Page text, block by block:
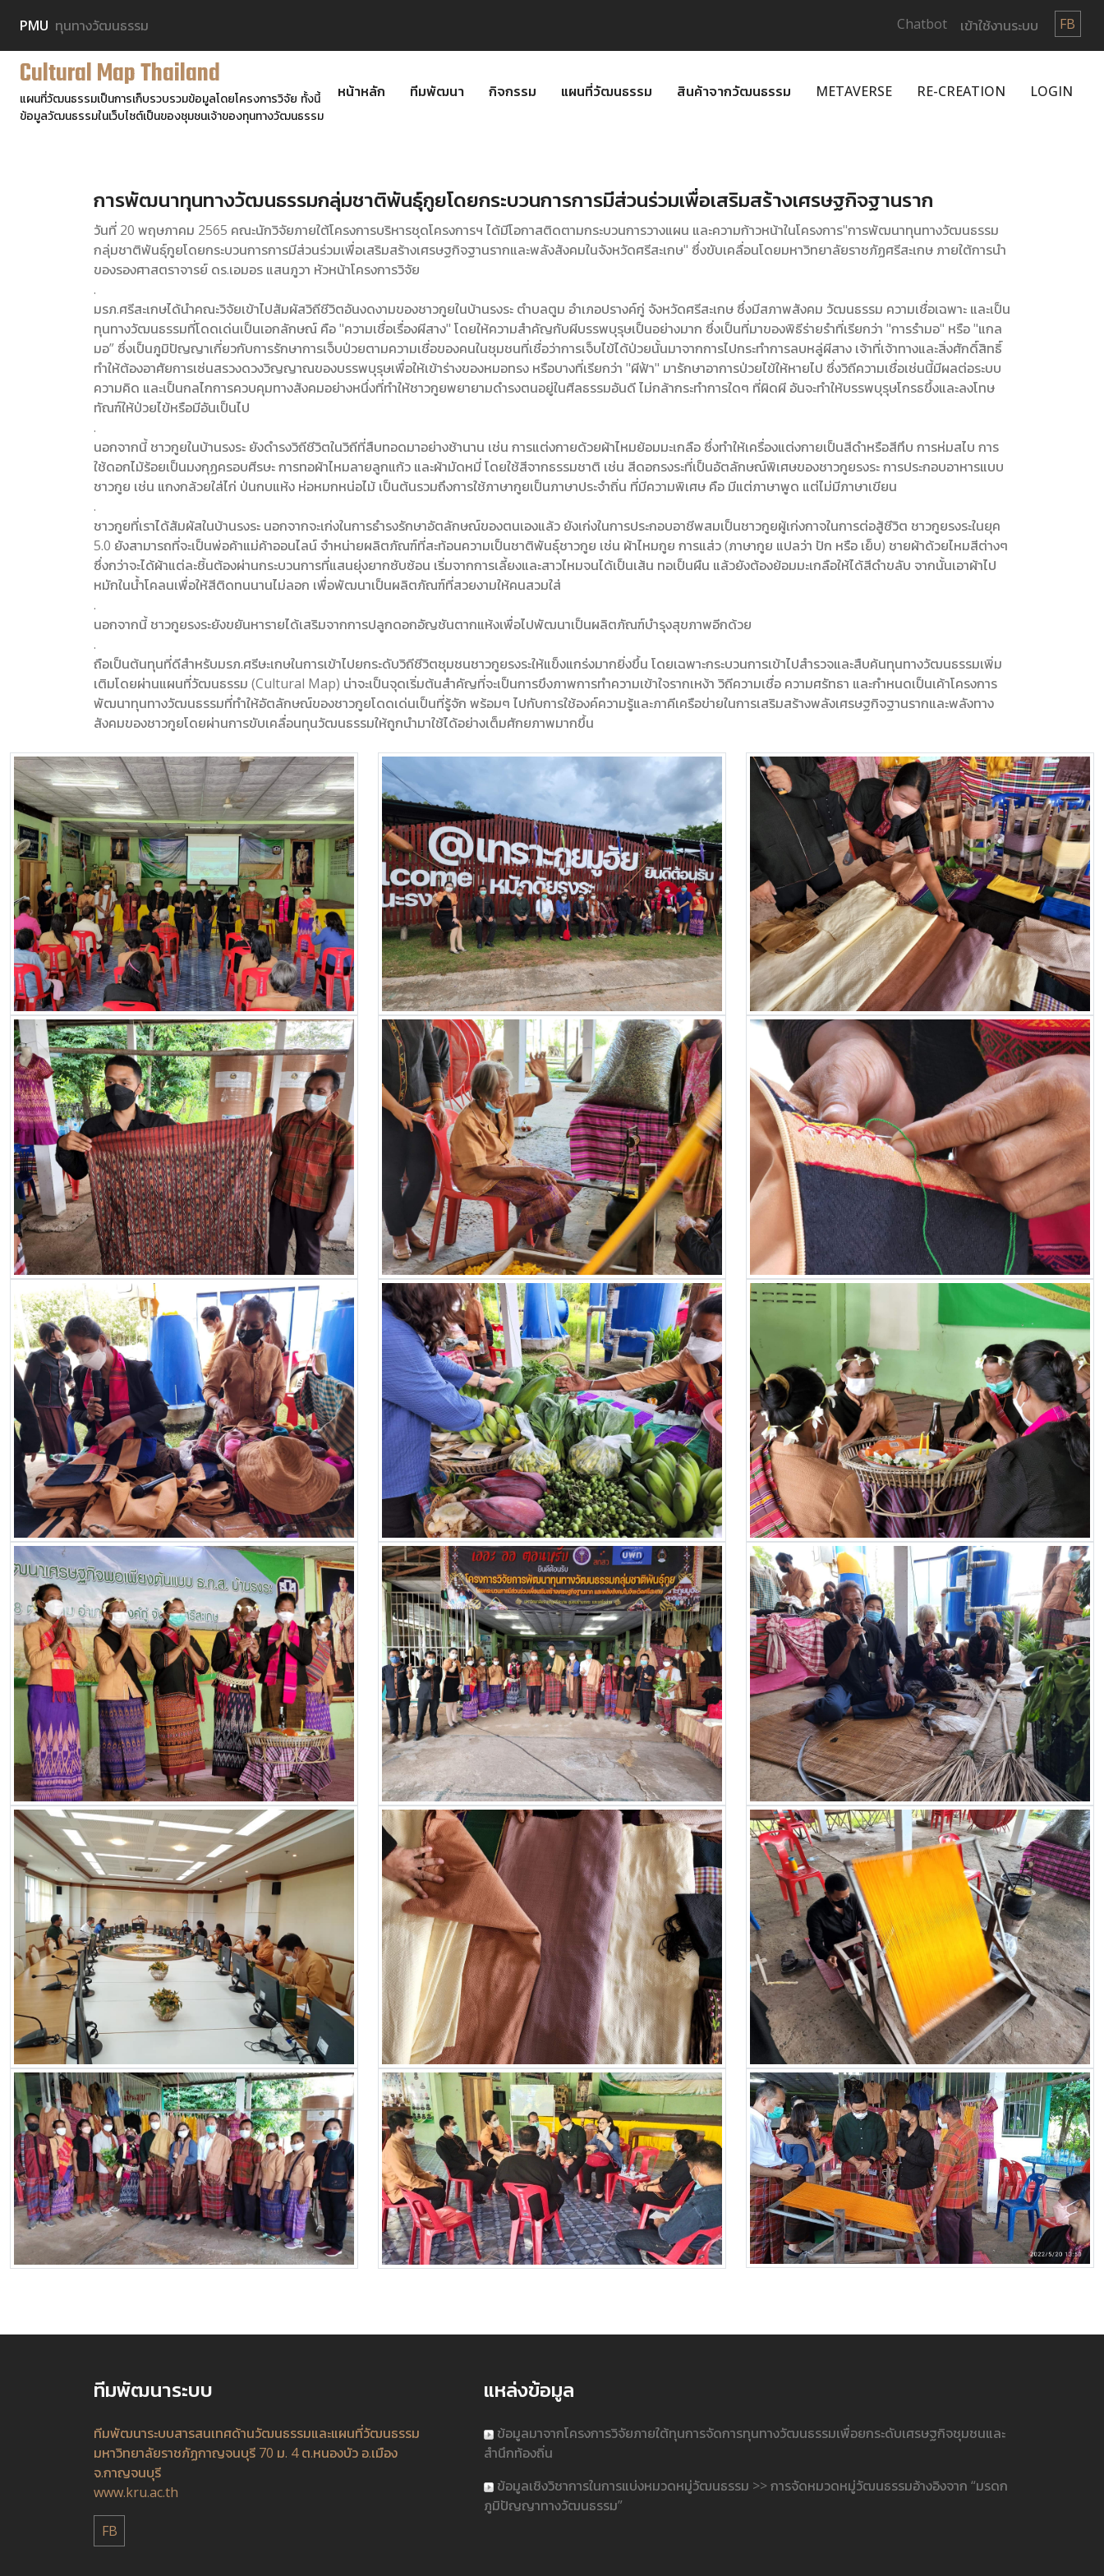
PMU ทุนทางวัฒนธรรม Chatbot เข้าใช้งานระบบ FB
Cultural Map Thailand
แผนที่วัฒนธรรมเป็นการเก็บรวบรวมข้อมูลโดยโครงการวิจัย ทั้งนี้
ข้อมูลวัฒนธรรมในเว็บไซต์เป็นของชุมชนเจ้าของทุนทางวัฒนธรรม
หน้าหลัก ทีมพัฒนา กิจกรรม แผนที่วัฒนธรรม สินค้าจากวัฒนธรรม METAVERSE RE-CREATION LOGIN
การพัฒนาทุนทางวัฒนธรรมกลุ่มชาติพันธุ์กูยโดยกระบวนการการมีส่วนร่วมเพื่อเสริมสร้างเศรษฐกิจฐานราก
วันที่ 20 พฤษภาคม 2565 คณะนักวิจัยภายใต้โครงการบริหารชุดโครงการฯ ได้มีโอกาสติดตามกระบวนการวางแผน และความก้าวหน้าในโครงการ"การพัฒนาทุนทางวัฒนธรรม
กลุ่มชาติพันธุ์กูยโดยกระบวนการการมีส่วนร่วมเพื่อเสริมสร้างเศรษฐกิจฐานรากและพลังสังคมในจังหวัดศรีสะเกษ" ซึ่งขับเคลื่อนโดยมหาวิทยาลัยราชภัฏศรีสะเกษ ภายใต้การนำ
ของรองศาสตราจารย์ ดร.เอมอร แสนภูวา หัวหน้าโครงการวิจัย
.
มรภ.ศรีสะเกษได้นำคณะวิจัยเข้าไปสัมผัสวิถีชีวิตอันงดงามของชาวกูยในบ้านรงระ ตําบลตูม อําเภอปรางค์กู่ จังหวัดศรีสะเกษ ซึ่งมีสภาพสังคม วัฒนธรรม ความเชื่อเฉพาะ และเป็น
ทุนทางวัฒนธรรมที่โดดเด่นเป็นเอกลักษณ์ คือ "ความเชื่อเรื่องผีสาง" โดยให้ความสำคัญกับผีบรรพบุรุษเป็นอย่างมาก ซึ่งเป็นที่มาของพิธีร่ายรำที่เรียกว่า "การรำมอ" หรือ "แกล
มอ” ซึ่งเป็นภูมิปัญญาเกี่ยวกับการรักษาการเจ็บป่วยตามความเชื่อของคนในชุมชนที่เชื่อว่าการเจ็บไข้ได้ป่วยนั้นมาจากการไปกระทำการลบหลู่ผีสาง เจ้าที่เจ้าทางและสิ่งศักดิ์สิทธิ์
ทำให้ต้องอาศัยการเซ่นสรวงดวงวิญญาณของบรรพบุรุษเพื่อให้เข้าร่างของหมอทรง หรือบางที่เรียกว่า "ผีฟ้า" มารักษาอาการป่วยไข้ให้หายไป ซึ่งวิถีความเชื่อเช่นนี้มีผลต่อระบบ
ความคิด และเป็นกลไกการควบคุมทางสังคมอย่างหนึ่งที่ทำให้ชาวกูยพยายามดำรงตนอยู่ในศีลธรรมอันดี ไม่กล้ากระทำการใดๆ ที่ผิดผี อันจะทำให้บรรพบุรุษโกรธขึ้งและลงโทษ
ทัณฑ์ให้ป่วยไข้หรือมีอันเป็นไป
.
นอกจากนี้ ชาวกูยในบ้านรงระ ยังดำรงวิถีชีวิตในวิถีที่สืบทอดมาอย่างช้านาน เช่น การแต่งกายด้วยผ้าไหมย้อมมะเกลือ ซึ่งทำให้เครื่องแต่งกายเป็นสีดำหรือสีทึบ การห่มสไบ การ
ใช้ดอกไม้ร้อยเป็นมงกุฏครอบศีรษะ การทอผ้าไหมลายลูกแก้ว และผ้ามัดหมี่ โดยใช้สีจากธรรมชาติ เช่น สีดอกรงระที่เป็นอัตลักษณ์พิเศษของชาวกูยรงระ การประกอบอาหารแบบ
ชาวกูย เช่น แกงกล้วยใส่ไก่ ป่นกบแห้ง ห่อหมกหน่อไม้ เป็นต้นรวมถึงการใช้ภาษากูยเป็นภาษาประจำถิ่น ที่มีความพิเศษ คือ มีแต่ภาษาพูด แต่ไม่มีภาษาเขียน
.
ชาวกูยที่เราได้สัมผัสในบ้านรงระ นอกจากจะเก่งในการธำรงรักษาอัตลักษณ์ของตนเองแล้ว ยังเก่งในการประกอบอาชีพสมเป็นชาวกูยผู้เก่งกาจในการต่อสู้ชีวิต ชาวกูยรงระในยุค
5.0 ยังสามารถที่จะเป็นพ่อค้าแม่ค้าออนไลน์ จำหน่ายผลิตภัณฑ์ที่สะท้อนความเป็นชาติพันธุ์ชาวกูย เช่น ผ้าไหมกูย การแส่ว (ภาษากูย แปลว่า ปัก หรือ เย็บ) ชายผ้าด้วยไหมสีต่างๆ
ซึ่งกว่าจะได้ผ้าแต่ละชิ้นต้องผ่านกระบวนการที่แสนยุ่งยากซับซ้อน เริ่มจากการเลี้ยงและสาวไหมจนได้เป็นเส้น ทอเป็นผืน แล้วยังต้องย้อมมะเกลือให้ได้สีดำขลับ จากนั้นเอาผ้าไป
หมักในน้ำโคลนเพื่อให้สีติดทนนานไม่ลอก เพื่อพัฒนาเป็นผลิตภัณฑ์ที่สวยงามให้คนสวมใส่
.
นอกจากนี้ ชาวกูยรงระยังขยันหารายได้เสริมจากการปลูกดอกอัญชันตากแห้งเพื่อไปพัฒนาเป็นผลิตภัณฑ์บำรุงสุขภาพอีกด้วย
.
ถือเป็นต้นทุนที่ดีสำหรับมรภ.ศรีษะเกษในการเข้าไปยกระดับวิถีชีวิตชุมชนชาวกูยรงระให้แข็งแกร่งมากยิ่งขึ้น โดยเฉพาะกระบวนการเข้าไปสำรวจและสืบค้นทุนทางวัฒนธรรมเพิ่ม
เติมโดยผ่านแผนที่วัฒนธรรม (Cultural Map) น่าจะเป็นจุดเริ่มต้นสำคัญที่จะเป็นการขึงภาพการทำความเข้าใจรากเหง้า วิถีความเชื่อ ความศรัทธา และกำหนดเป็นเค้าโครงการ
พัฒนาทุนทางวัฒนธรรมที่ทำให้อัตลักษณ์ของชาวกูยโดดเด่นเป็นที่รู้จัก พร้อมๆ ไปกับการใช้องค์ความรู้และภาคีเครือข่ายในการเสริมสร้างพลังเศรษฐกิจฐานรากและพลังทาง
สังคมของชาวกูยโดยผ่านการขับเคลื่อนทุนวัฒนธรรมให้ถูกนำมาใช้ได้อย่างเต็มศักยภาพมากขึ้น
ทีมพัฒนาระบบ
ทีมพัฒนาระบบสารสนเทศด้านวัฒนธรรมและแผนที่วัฒนธรรม
มหาวิทยาลัยราชภัฏกาญจนบุรี 70 ม. 4 ต.หนองบัว อ.เมือง
จ.กาญจนบุรี
www.kru.ac.th
FB
แหล่งข้อมูล
ข้อมูลมาจากโครงการวิจัยภายใต้ทุนการจัดการทุนทางวัฒนธรรมเพื่อยกระดับเศรษฐกิจชุมชนและ
สำนึกท้องถิ่น
ข้อมูลเชิงวิชาการในการแบ่งหมวดหมู่วัฒนธรรม >> การจัดหมวดหมู่วัฒนธรรมอ้างอิงจาก “มรดก
ภูมิปัญญาทางวัฒนธรรม”